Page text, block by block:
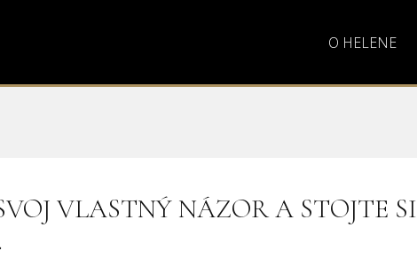
O HELENE
VLASTNÝ NÁZOR A STOJTE SI